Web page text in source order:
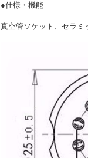
●仕様・機能
真空管ソケット、セラミ